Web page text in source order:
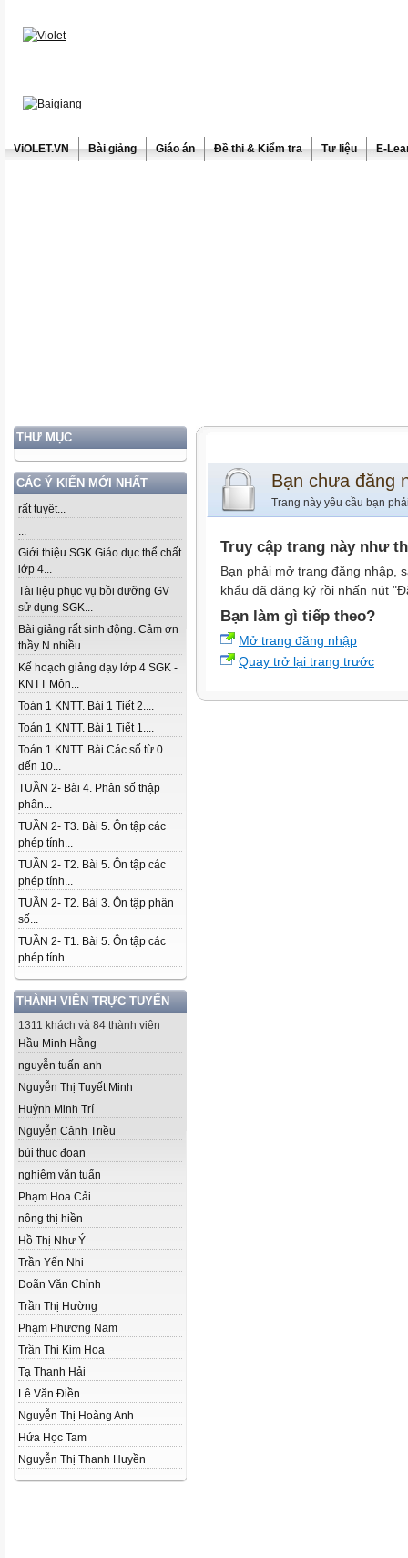
ViOLET.VN Bài giảng Giáo án Đề thi & Kiểm tra Tư liệu E-
THƯ MỤC
CÁC Ý KIẾN MỚI NHẤT
rất tuyệt...
...
Giới thiệu SGK Giáo dục thể chất
lớp 4...
Tài liệu phục vụ bồi dưỡng GV
sử dụng SGK...
Bài giảng rất sinh động. Cảm ơn
thầy N nhiều...
Kế hoạch giảng dạy lớp 4 SGK -
KNTT Môn...
Toán 1 KNTT. Bài 1 Tiết 2....
Toán 1 KNTT. Bài 1 Tiết 1....
Toán 1 KNTT. Bài Các số từ 0
đến 10...
TUẦN 2- Bài 4. Phân số thập
phân...
TUẦN 2- T3. Bài 5. Ôn tập các
phép tính...
TUẦN 2- T2. Bài 5. Ôn tập các
phép tính...
TUẦN 2- T2. Bài 3. Ôn tập phân
số...
TUẦN 2- T1. Bài 5. Ôn tập các
phép tính...
THÀNH VIÊN TRỰC TUYẾN
1311 khách và 84 thành viên
Hầu Minh Hằng
nguyễn tuấn anh
Nguyễn Thị Tuyết Minh
Huỳnh Minh Trí
Nguyễn Cảnh Triều
bùi thục đoan
nghiêm văn tuấn
Phạm Hoa Cải
nông thị hiền
Hồ Thị Như Ý
Trần Yến Nhi
Doãn Văn Chỉnh
Trần Thị Hường
Phạm Phương Nam
Trần Thị Kim Hoa
Tạ Thanh Hải
Lê Văn Điền
Nguyễn Thị Hoàng Anh
Hứa Học Tam
Nguyễn Thị Thanh Huyền
Bạn chưa đăng
Trang này yêu cầu bạn
Truy cập trang này như
Bạn phải mở trang đăng nhập,
khẩu đã đăng ký rồi nhấn nút
Bạn làm gì tiếp theo?
Mở trang đăng nhập
Quay trở lại trang trước